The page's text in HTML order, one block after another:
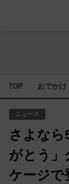
TOP おでかけ
ニュース
さよなら
がとう
ケージで